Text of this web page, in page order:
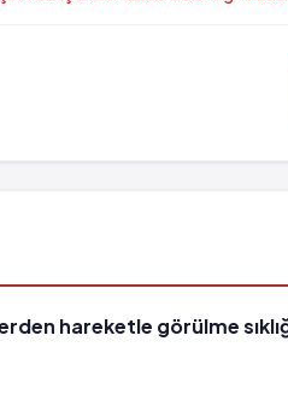
hareketle görülme